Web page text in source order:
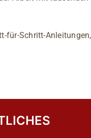
für-Schritt-